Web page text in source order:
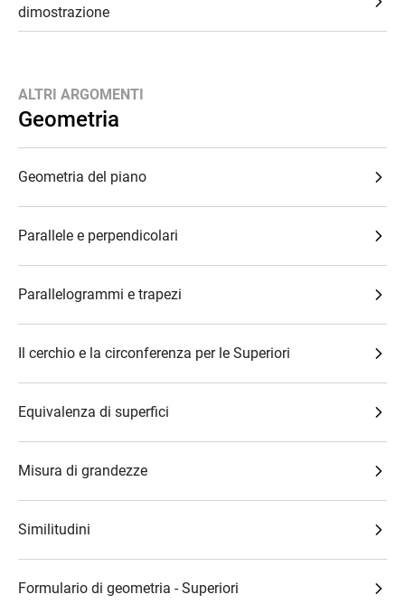
dimostrazione
ALTRI ARGOMENTI
Geometria
Geometria del piano
Parallele e perpendicolari
Parallelogrammi e trapezi
Il cerchio e la circonferenza per le Superiori
Equivalenza di superfici
Misura di grandezze
Similitudini
Formulario di geometria - Superiori